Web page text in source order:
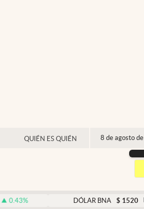
QUIÉN ES QUIÉN 8 de agosto
DÓLAR BNA $ 1520 0.00%